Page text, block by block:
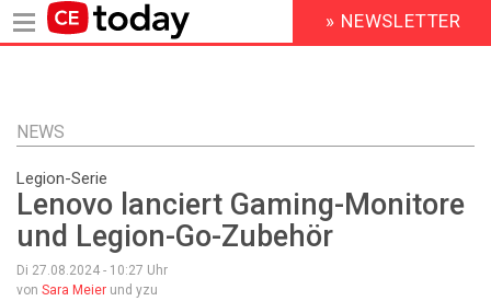
Inhalt
HEADER
MENU
» NEWSLETTER
NEWS
Legion-Serie
Lenovo lanciert Gaming-Monitore
und Legion-Go-Zubehör
Di 27.08.2024 - 10:27 Uhr
von Sara Meier und yzu